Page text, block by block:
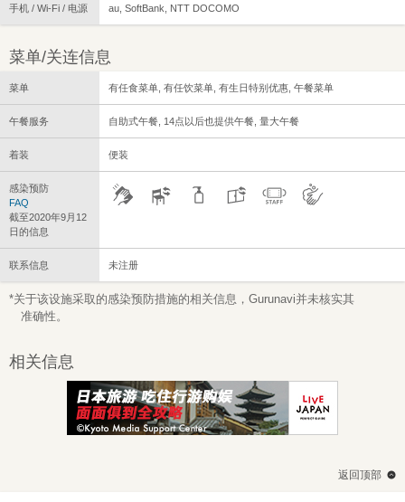
手机 / Wi-Fi / 电源 au, SoftBank, NTT DOCOMO
菜单/关连信息
菜单 有任食菜单, 有任饮菜单, 有生日特别优惠, 午餐菜单
午餐服务 自助式午餐, 14点以后也提供午餐, 量大午餐
着装 便装
感染预防
FAQ
截至2020年9月12
日的信息
联系信息 未注册
*关于该设施采取的感染预防措施的相关信息，Gurunavi并未核实其
准确性。
相关信息
返回顶部